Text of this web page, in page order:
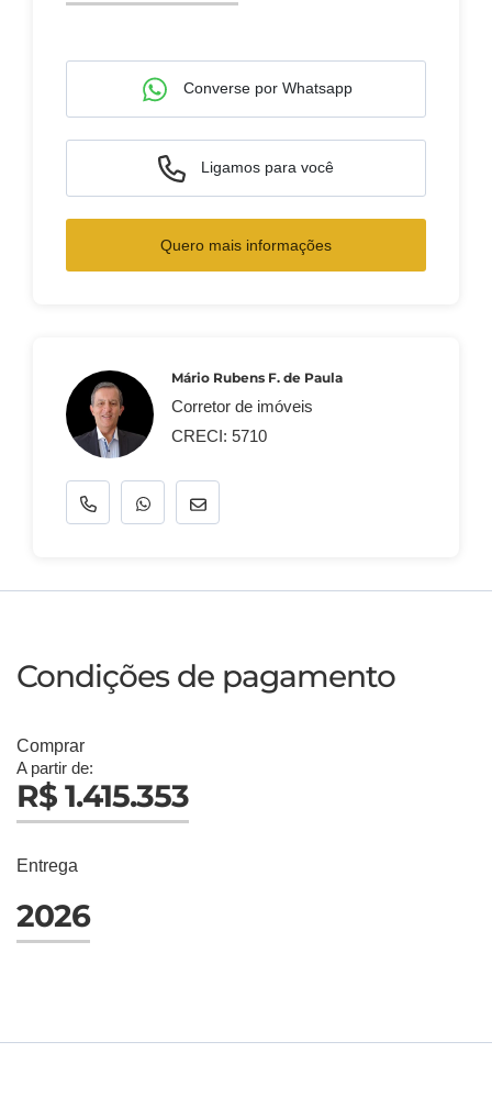
Converse por Whatsapp
Ligamos para você
Quero mais informações
Mário Rubens F. de Paula
Corretor de imóveis
CRECI: 5710
Condições de pagamento
Comprar
A partir de:
R$ 1.415.353
Entrega
2026